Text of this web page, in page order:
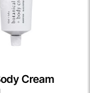
Cream